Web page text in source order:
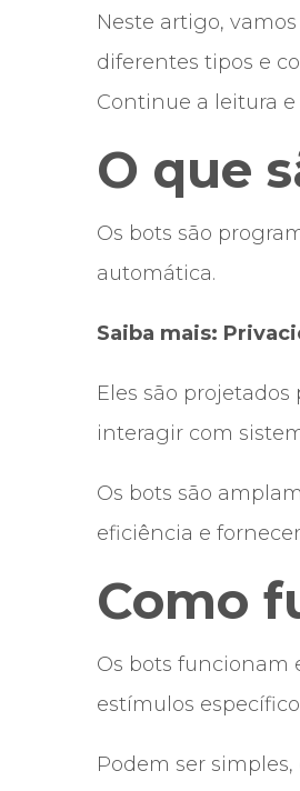
Neste artigo,
diferentes tipos e
Continue a leitura e
O que
Os bots são
automática.
Saiba mais:
Eles são
interagir com
Os bots são
eficiência e
Como
Os bots funcionam
estímulos
Podem ser